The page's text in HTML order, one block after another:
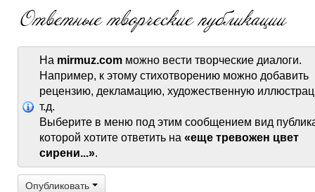
На mirmuz.com можно вести творческие диалоги.
Например, к этому стихотворению можно добавить
рецензию, декламацию, художественную
т.д.
Выберите в меню под этим сообщением вид
которой хотите ответить на «еще тревожен цвет
сирени...».
Опубликовать